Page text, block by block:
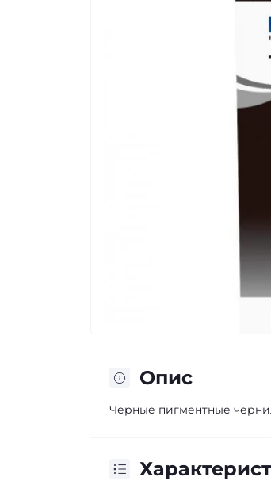
Опис
Черные пигментные